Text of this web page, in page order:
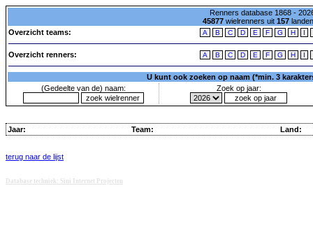
Renners database 1868 -
45877wielrenners uit 157
Overzicht teams:
A B C D E F G H I
Overzicht renners: A B C D E F G H I
U kunt ook zoeken op naam (*min. 3
(Gedeelte van de) naam:
Zoek op jaar:
Jaar: Team: Land:
terug naar de lijst
Database techniek: Sini Internet Projecten